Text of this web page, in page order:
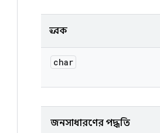
ধ্রুবক
char
জনসাধারণের পদ্ধতি